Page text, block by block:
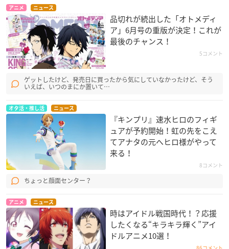
アニメ ニュース
品切れが続出した「オトメディ
ア」6月号の重版が決定！これが
最後のチャンス！
5コメント
ゲットしたけど、発売日に買ったから気にしていなかったけど、そう
いえば、いつのまにか置いて…
オタ活・推し活 ニュース
『キンプリ』速水ヒロのフィギ
ュアが予約開始！虹の先をこえ
てアナタの元へヒロ様がやって
来る！
8コメント
ちょっと顔面センター？
アニメ ニュース
時はアイドル戦国時代！？応援
したくなる“キラキラ輝く”アイ
ドルアニメ10選！